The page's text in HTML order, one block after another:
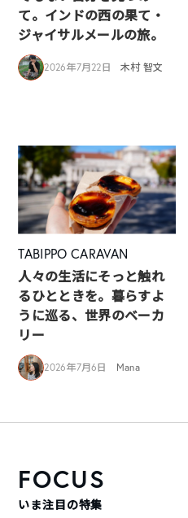
て。インドの西の果て・
ジャイサルメールの旅。
2026年7月22日 木村 智文
TABIPPO CARAVAN
人々の生活にそっと触れ
るひとときを。暮らすよ
うに巡る、世界のベーカ
リー
2026年7月6日 Mana
FOCUS
いま注目の特集